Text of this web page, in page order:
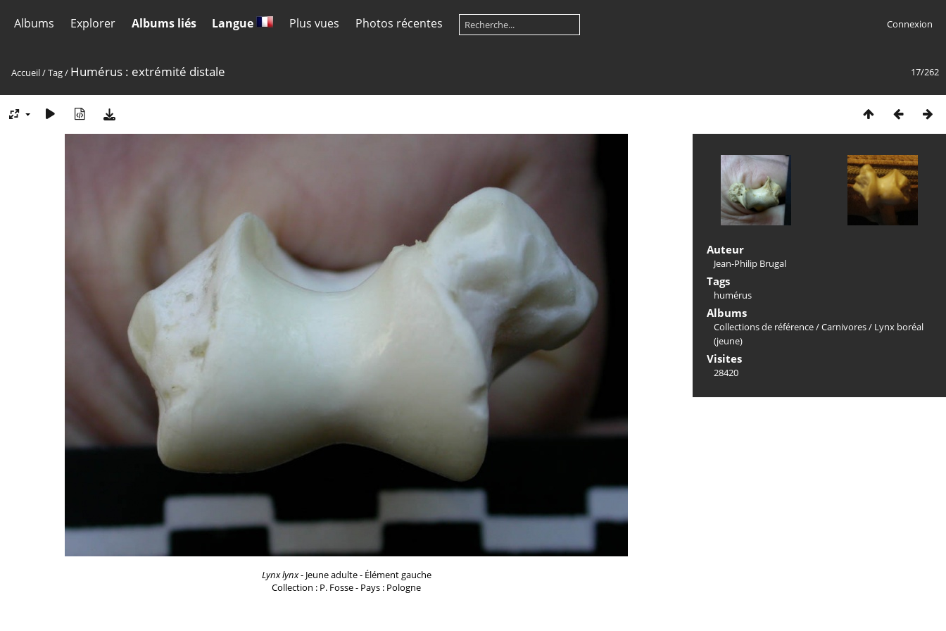
Albums Explorer Albums liés Langue Plus vues Photos récentes Connexion
17/262
Accueil/Tag/ Humérus : extrémité distale
Lynx lynx- Jeune adulte - Élément gauche
Collection : P. Fosse - Pays : Pologne
Auteur
Jean-Philip Brugal
Tags
humérus
Albums
Collections de référence/Carnivores/ Lynx boréal
(jeune)
Visites
28420